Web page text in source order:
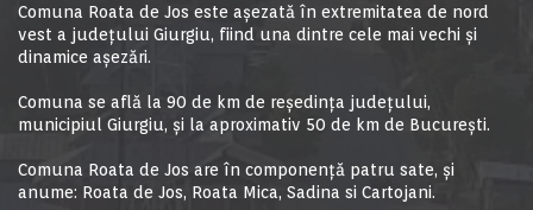
Comuna Roata de Jos este aşezată în extremitatea de nord
vest a judeţului Giurgiu, fiind una dintre cele mai vechi şi
dinamice aşezări.
Comuna se află la 90 de km de reşedinţa judeţului,
municipiul Giurgiu, şi la aproximativ 50 de km de Bucureşti.
Comuna Roata de Jos are în componență patru sate, și
anume: Roata de Jos, Roata Mica, Sadina si Cartojani.